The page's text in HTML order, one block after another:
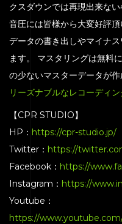
クスダウンでは再現出来な
音圧には皆様から大変好評
データの書き出しやマイナ
ます。 マスタリングは無料
の少ないマスターデータが作
リーズナブルなレコーディ
【CPR STUDIO】
HP： https://cpr-studio.jp/
Twitter： https://
Facebook： https://
Instagram： https://
Youtube：
https://